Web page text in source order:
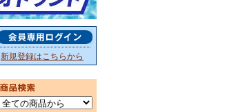
新規登録はこちらから